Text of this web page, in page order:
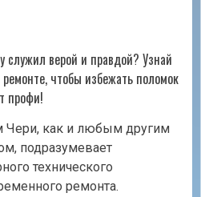
служил верой и правдой? Узнай
чтобы избежать поломок
профи!
Чери, как и любым другим
подразумевает
технического
ремонта.